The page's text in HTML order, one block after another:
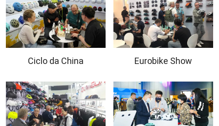
Ciclo da China Eurobike Show